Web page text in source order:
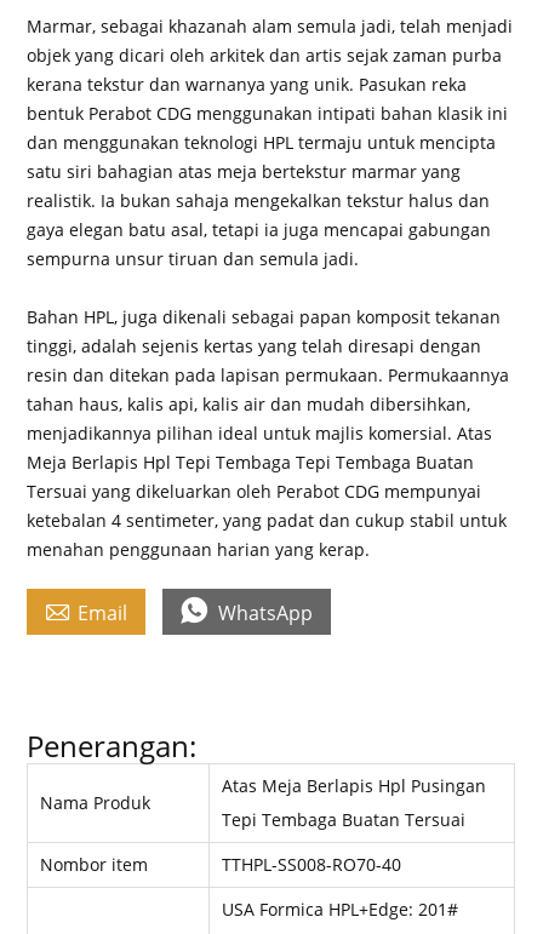
Marmar, sebagai khazanah alam semula jadi, telah menjadi
objek yang dicari oleh arkitek dan artis sejak zaman purba
kerana tekstur dan warnanya yang unik. Pasukan reka
bentuk Perabot CDG menggunakan intipati bahan klasik ini
dan menggunakan teknologi HPL termaju untuk mencipta
satu siri bahagian atas meja bertekstur marmar yang
realistik. Ia bukan sahaja mengekalkan tekstur halus dan
gaya elegan batu asal, tetapi ia juga mencapai gabungan
sempurna unsur tiruan dan semula jadi.
Bahan HPL, juga dikenali sebagai papan komposit tekanan
tinggi, adalah sejenis kertas yang telah diresapi dengan
resin dan ditekan pada lapisan permukaan. Permukaannya
tahan haus, kalis api, kalis air dan mudah dibersihkan,
menjadikannya pilihan ideal untuk majlis komersial. Atas
Meja Berlapis Hpl Tepi Tembaga Tepi Tembaga Buatan
Tersuai yang dikeluarkan oleh Perabot CDG mempunyai
ketebalan 4 sentimeter, yang padat dan cukup stabil untuk
menahan penggunaan harian yang kerap.
 Email  WhatsApp
Penerangan:
Nama Produk
Atas Meja Berlapis Hpl Pusingan
Tepi Tembaga Buatan Tersuai
Nombor item
TTHPL-SS008-RO70-40
USA Formica HPL+Edge: 201#